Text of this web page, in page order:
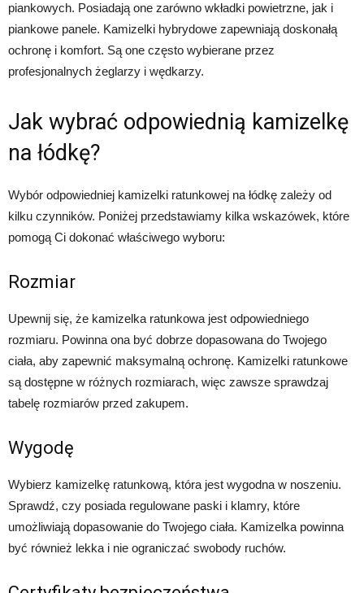
piankowych. Posiadają one zarówno wkładki powietrzne, jak i
piankowe panele. Kamizelki hybrydowe zapewniają doskonałą
ochronę i komfort. Są one często wybierane przez
profesjonalnych żeglarzy i wędkarzy.
Jak wybrać odpowiednią kamizelkę
na łódkę?
Wybór odpowiedniej kamizelki ratunkowej na łódkę zależy od
kilku czynników. Poniżej przedstawiamy kilka wskazówek, które
pomogą Ci dokonać właściwego wyboru:
Rozmiar
Upewnij się, że kamizelka ratunkowa jest odpowiedniego
rozmiaru. Powinna ona być dobrze dopasowana do Twojego
ciała, aby zapewnić maksymalną ochronę. Kamizelki ratunkowe
są dostępne w różnych rozmiarach, więc zawsze sprawdzaj
tabelę rozmiarów przed zakupem.
Wygodę
Wybierz kamizelkę ratunkową, która jest wygodna w noszeniu.
Sprawdź, czy posiada regulowane paski i klamry, które
umożliwiają dopasowanie do Twojego ciała. Kamizelka powinna
być również lekka i nie ograniczać swobody ruchów.